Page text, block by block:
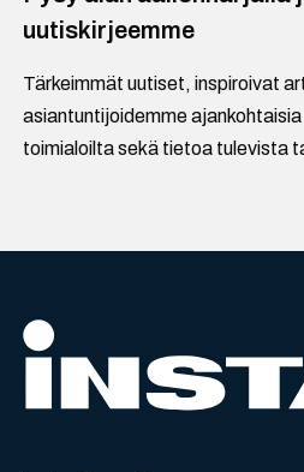
uutiskirjeemme
Tärkeimmät uutiset, inspiroivat
asiantuntijoidemme
toimialoilta sekä tietoa tulevista